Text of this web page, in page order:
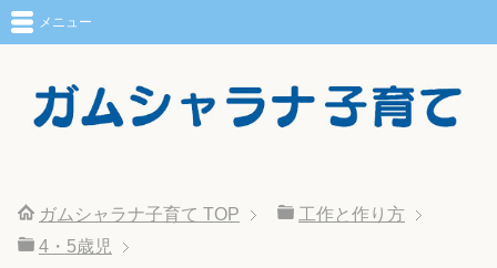
メニュー
ガムシャラナ子育て TOP
工作と作り方
4・5歳児